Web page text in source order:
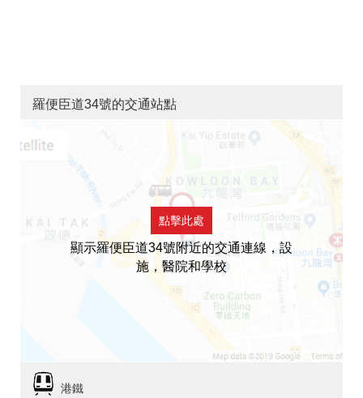
羅便臣道34號的交通站點
點擊此處
顯示羅便臣道34號附近的交通連線，設
施，醫院和學校
港鐵